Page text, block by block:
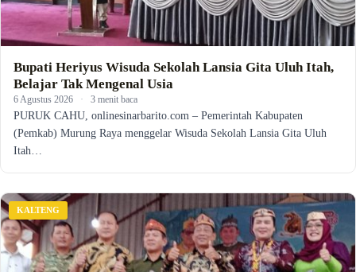
Bupati Heriyus Wisuda Sekolah Lansia Gita Uluh Itah,
Belajar Tak Mengenal Usia
6 Agustus 2026 · 3 menit baca
PURUK CAHU, onlinesinarbarito.com – Pemerintah Kabupaten
(Pemkab) Murung Raya menggelar Wisuda Sekolah Lansia Gita Uluh
Itah…
KALTENG